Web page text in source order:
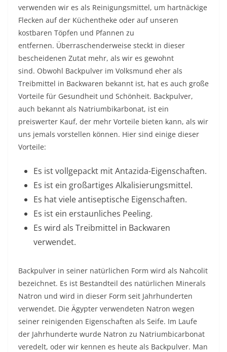
verwenden wir es als Reinigungsmittel, um hartnäckige
Flecken auf der Küchentheke oder auf unseren
kostbaren Töpfen und Pfannen zu
entfernen. Überraschenderweise steckt in dieser
bescheidenen Zutat mehr, als wir es gewohnt
sind. Obwohl Backpulver im Volksmund eher als
Treibmittel in Backwaren bekannt ist, hat es auch große
Vorteile für Gesundheit und Schönheit. Backpulver,
auch bekannt als Natriumbikarbonat, ist ein
preiswerter Kauf, der mehr Vorteile bieten kann, als wir
uns jemals vorstellen können. Hier sind einige dieser
Vorteile:
Es ist vollgepackt mit Antazida-Eigenschaften.
Es ist ein großartiges Alkalisierungsmittel.
Es hat viele antiseptische Eigenschaften.
Es ist ein erstaunliches Peeling.
Es wird als Treibmittel in Backwaren
verwendet.
Backpulver in seiner natürlichen Form wird als Nahcolit
bezeichnet. Es ist Bestandteil des natürlichen Minerals
Natron und wird in dieser Form seit Jahrhunderten
verwendet. Die Ägypter verwendeten Natron wegen
seiner reinigenden Eigenschaften als Seife. Im Laufe
der Jahrhunderte wurde Natron zu Natriumbicarbonat
veredelt, oder wir kennen es heute als Backpulver. Man